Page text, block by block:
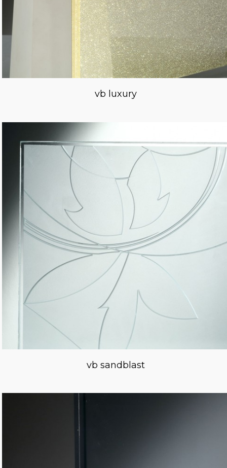
vb luxury
vb sandblast